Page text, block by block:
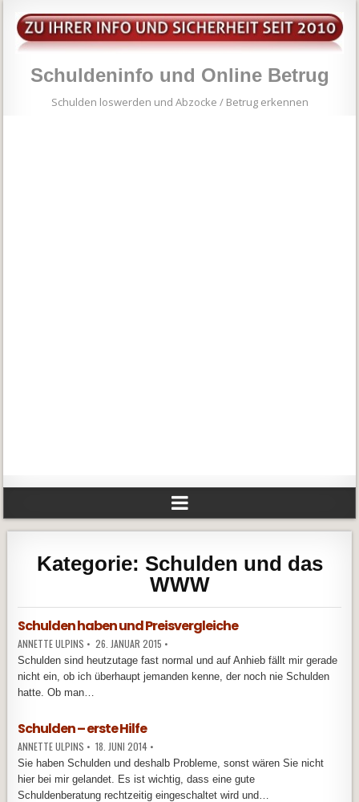
Schuldeninfo und Online Betrug
Schulden loswerden und Abzocke / Betrug erkennen
Kategorie: Schulden und das
WWW
Schulden haben und Preisvergleiche
ANNETTE ULPINS • 26. JANUAR 2015 •
Schulden sind heutzutage fast normal und auf Anhieb fällt mir gerade
nicht ein, ob ich überhaupt jemanden kenne, der noch nie Schulden
hatte. Ob man…
Schulden – erste Hilfe
ANNETTE ULPINS • 18. JUNI 2014 •
Sie haben Schulden und deshalb Probleme, sonst wären Sie nicht
hier bei mir gelandet. Es ist wichtig, dass eine gute
Schuldenberatung rechtzeitig eingeschaltet wird und…